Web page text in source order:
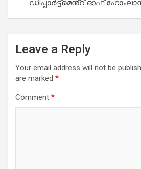
ഡിപ്പാർട്ട്‌മെൻ്റ് ഓഫ്
Leave a Reply
Your email address will not be
are marked *
Comment *